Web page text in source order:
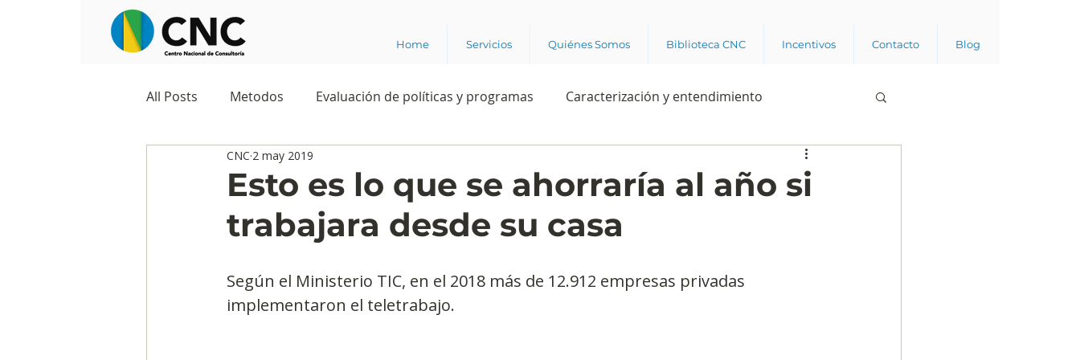
Home Servicios Quiénes Somos Biblioteca CNC Incentivos Contacto Blog
All Posts Metodos Evaluación de políticas y programas Caracterización y entendimiento
Observatorios sociales Business analytics
Predicciones y tendencias Rating Política Intención de voto
Marketing Cultura y ambiente laboral Experiencia del cliente Experiencia del trabajador
Esto es lo que se ahorraría al año si
trabajara desde su casa
CNC 2 may 2019
Según el Ministerio TIC, en el 2018 más de 12.912 empresas privadas
implementaron el teletrabajo.